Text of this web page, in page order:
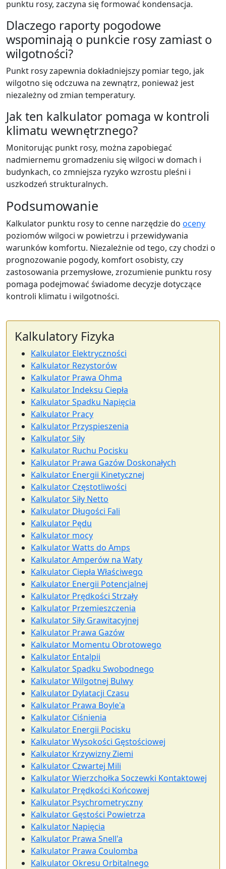
punktu rosy, zaczyna się formować kondensacja.
Dlaczego raporty pogodowe
wspominają o punkcie rosy zamiast o
wilgotności?
Punkt rosy zapewnia dokładniejszy pomiar tego, jak
wilgotno się odczuwa na zewnątrz, ponieważ jest
niezależny od zmian temperatury.
Jak ten kalkulator pomaga w kontroli
klimatu wewnętrznego?
Monitorując punkt rosy, można zapobiegać
nadmiernemu gromadzeniu się wilgoci w domach i
budynkach, co zmniejsza ryzyko wzrostu pleśni i
uszkodzeń strukturalnych.
Podsumowanie
Kalkulator punktu rosy to cenne narzędzie do oceny
poziomów wilgoci w powietrzu i przewidywania
warunków komfortu. Niezależnie od tego, czy chodzi o
prognozowanie pogody, komfort osobisty, czy
zastosowania przemysłowe, zrozumienie punktu rosy
pomaga podejmować świadome decyzje dotyczące
kontroli klimatu i wilgotności.
Kalkulatory Fizyka
Kalkulator Elektryczności
Kalkulator Rezystorów
Kalkulator Prawa Ohma
Kalkulator Indeksu Ciepła
Kalkulator Spadku Napięcia
Kalkulator Pracy
Kalkulator Przyspieszenia
Kalkulator Siły
Kalkulator Ruchu Pocisku
Kalkulator Prawa Gazów Doskonałych
Kalkulator Energii Kinetycznej
Kalkulator Częstotliwości
Kalkulator Siły Netto
Kalkulator Długości Fali
Kalkulator Pędu
Kalkulator mocy
Kalkulator Watts do Amps
Kalkulator Amperów na Waty
Kalkulator Ciepła Właściwego
Kalkulator Energii Potencjalnej
Kalkulator Prędkości Strzały
Kalkulator Przemieszczenia
Kalkulator Siły Grawitacyjnej
Kalkulator Prawa Gazów
Kalkulator Momentu Obrotowego
Kalkulator Entalpii
Kalkulator Spadku Swobodnego
Kalkulator Wilgotnej Bulwy
Kalkulator Dylatacji Czasu
Kalkulator Prawa Boyle'a
Kalkulator Ciśnienia
Kalkulator Energii Pocisku
Kalkulator Wysokości Gęstościowej
Kalkulator Krzywizny Ziemi
Kalkulator Czwartej Mili
Kalkulator Wierzchołka Soczewki Kontaktowej
Kalkulator Prędkości Końcowej
Kalkulator Psychrometryczny
Kalkulator Gęstości Powietrza
Kalkulator Napięcia
Kalkulator Prawa Snell'a
Kalkulator Prawa Coulomba
Kalkulator Okresu Orbitalnego